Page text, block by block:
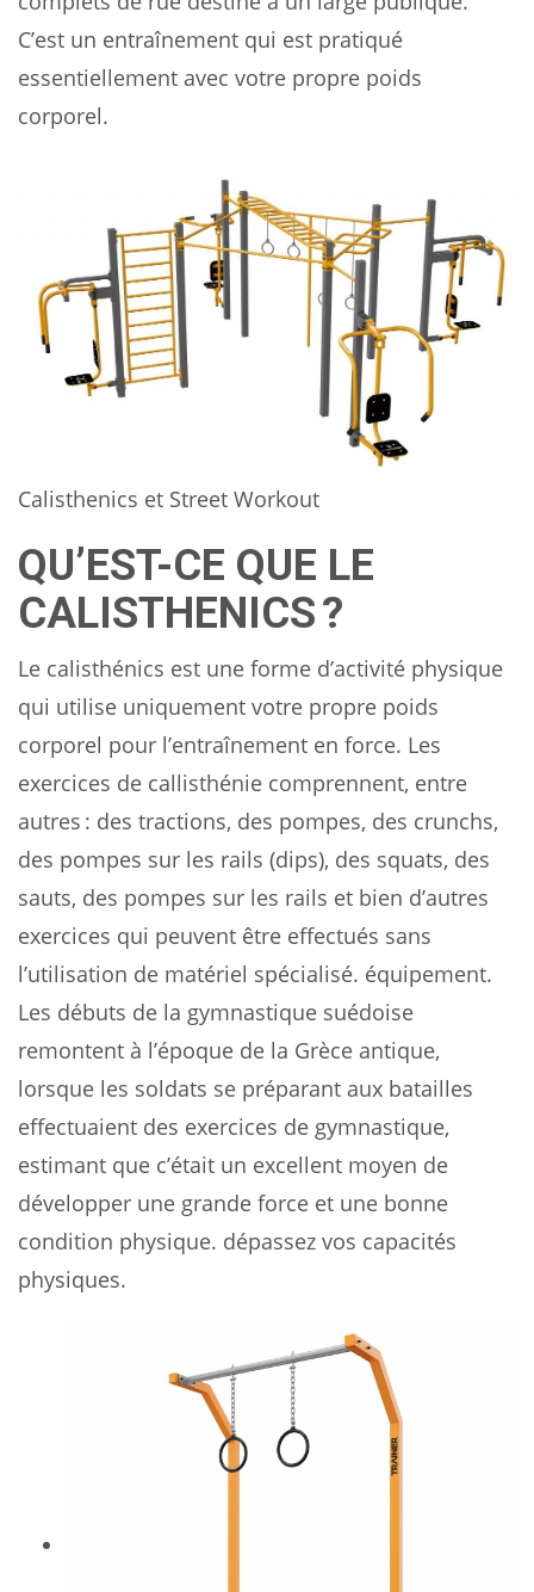
C’est un entraînement qui est pratiqué
essentiellement avec votre propre poids
corporel.
Calisthenics et Street Workout
QU’EST-CE QUE LE
CALISTHENICS ?
Le calisthénics est une forme d’activité physique
qui utilise uniquement votre propre poids
corporel pour l’entraînement en force. Les
exercices de callisthénie comprennent, entre
autres : des tractions, des pompes, des crunchs,
des pompes sur les rails (dips), des squats, des
sauts, des pompes sur les rails et bien d’autres
exercices qui peuvent être effectués sans
l’utilisation de matériel spécialisé. équipement.
Les débuts de la gymnastique suédoise
remontent à l’époque de la Grèce antique,
lorsque les soldats se préparant aux batailles
effectuaient des exercices de gymnastique,
estimant que c’était un excellent moyen de
développer une grande force et une bonne
condition physique. dépassez vos capacités
physiques.